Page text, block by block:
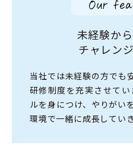
未経験か
チャレン
当社では未経験の方でも
研修制度を充実させてい
ルを身につけ、 やりがい
環境で一緒に成長してい